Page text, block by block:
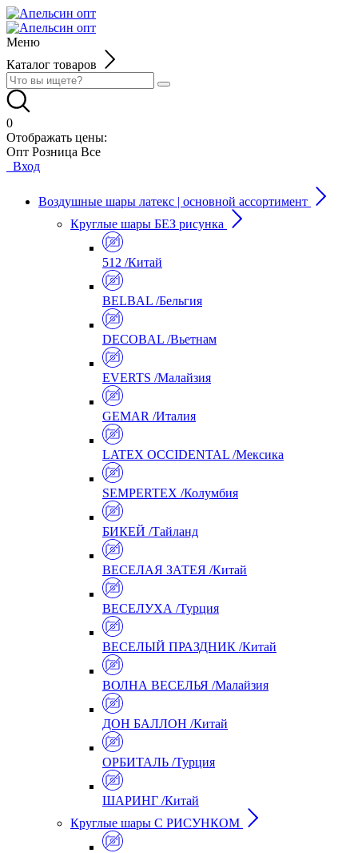
Меню
Каталог товаров
0
Отображать цены:
Опт Розница Все
Вход
Воздушные шары латекс | основной ассортимент
Круглые шары БЕЗ рисунка
512 /Китай
BELBAL /Бельгия
DECOBAL /Вьетнам
EVERTS /Малайзия
GEMAR /Италия
LATEX OCCIDENTAL /Мексика
SEMPERTEX /Колумбия
БИКЕЙ /Тайланд
ВЕСЕЛАЯ ЗАТЕЯ /Китай
ВЕСЕЛУХА /Турция
ВЕСЕЛЫЙ ПРАЗДНИК /Китай
ВОЛНА ВЕСЕЛЬЯ /Малайзия
ДОН БАЛЛОН /Китай
ОРБИТАЛЬ /Турция
ШАРИНГ /Китай
Круглые шары С РИСУНКОМ